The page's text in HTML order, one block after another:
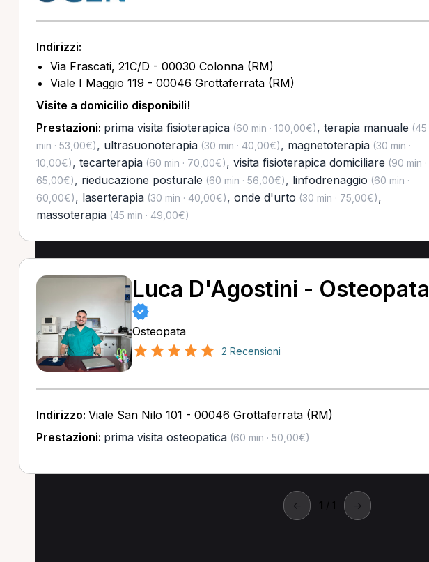
Indirizzi:
Via Frascati, 21C/D - 00030 Colonna (RM)
Viale I Maggio 119 - 00046 Grottaferrata (RM)
Visite a domicilio disponibili!
Prestazioni: prima visita fisioterapica(60 min · 100,00€), terapia manuale (45
min · 53,00€), ultrasuonoterapia(30 min · 40,00€), magnetoterapia(30 min ·
10,00€), tecarterapia(60 min · 70,00€), visita fisioterapica domiciliare (90 min ·
65,00€), rieducazione posturale (60 min · 56,00€), linfodrenaggio (60 min ·
60,00€), laserterapia(30 min · 40,00€), onde d'urto (30 min · 75,00€),
massoterapia(45 min · 49,00€)
Luca D'Agostini - Osteopata
Osteopata
2 Recensioni
Indirizzo: Viale San Nilo 101 - 00046 Grottaferrata (RM)
Prestazioni: prima visita osteopatica(60 min · 50,00€)
← 1 / 1 →